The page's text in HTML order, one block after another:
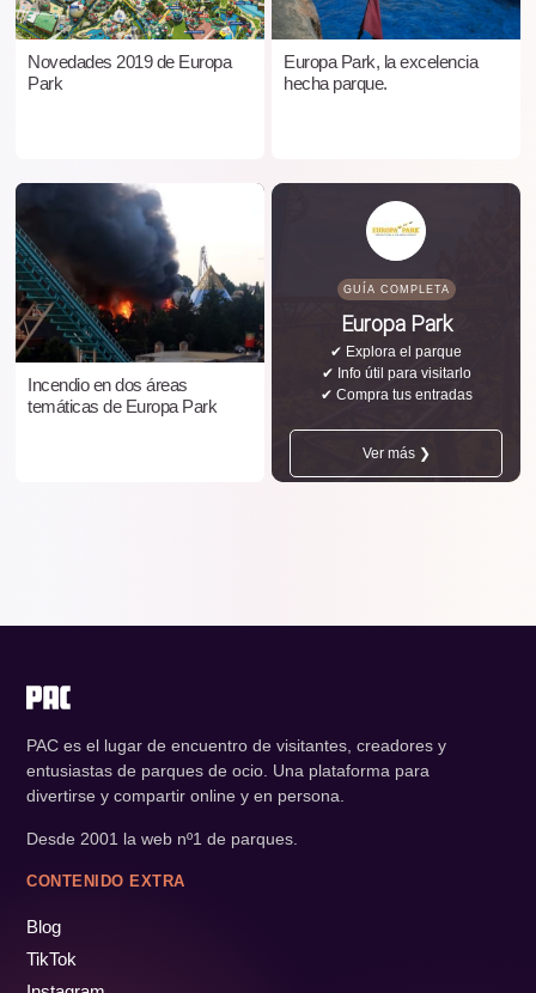
Novedades 2019 de Europa
Park
Europa Park, la excelencia
hecha parque.
Incendio en dos áreas
temáticas de Europa Park
GUÍA COMPLETA
Europa Park
✔ Explora el parque
✔ Info útil para visitarlo
✔ Compra tus entradas
Ver más ❯
PAC es el lugar de encuentro de visitantes, creadores y
entusiastas de parques de ocio. Una plataforma para
divertirse y compartir online y en persona.
Desde 2001 la web nº1 de parques.
CONTENIDO EXTRA
Blog
TikTok